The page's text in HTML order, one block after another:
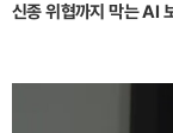
신종 위협까지 막는 AI